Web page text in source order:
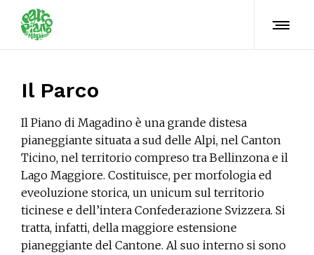
Il Parco
Il Piano di Magadino è una grande distesa
pianeggiante situata a sud delle Alpi, nel Canton
Ticino, nel territorio compreso tra Bellinzona e il
Lago Maggiore. Costituisce, per morfologia ed
eveoluzione storica, un unicum sul territorio
ticinese e dell’intera Confederazione Svizzera. Si
tratta, infatti, della maggiore estensione
pianeggiante del Cantone. Al suo interno si sono